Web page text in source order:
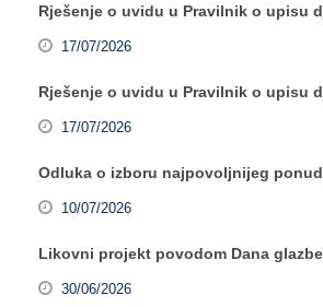
Rješenje o uvidu u Pravilnik o upisu
17/07/2026
Rješenje o uvidu u Pravilnik o upisu
17/07/2026
Odluka o izboru najpovoljnijeg
10/07/2026
Likovni projekt povodom Dana glazbe
30/06/2026